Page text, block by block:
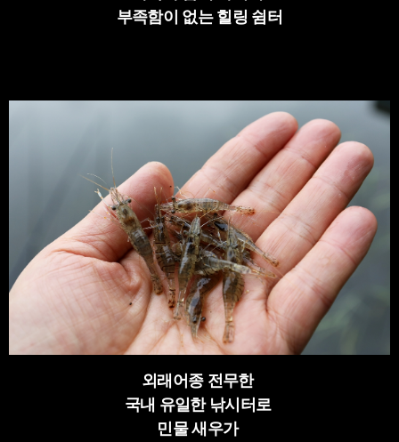
부족함이 없는 힐링 쉼터
외래어종 전무한
국내 유일한 낚시터로
민물 새우가